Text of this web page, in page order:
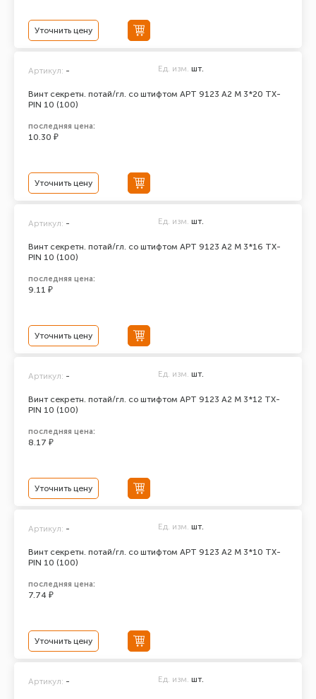
Уточнить цену
Винт секретн. потай/гл. со штифтом АРТ 9123 А2 M 3*20 TX-
PIN 10 (100)
Артикул: - Ед. изм. шт.
последняя цена:
10.30 ₽
Уточнить цену
Винт секретн. потай/гл. со штифтом АРТ 9123 А2 M 3*16 TX-
PIN 10 (100)
Артикул: - Ед. изм. шт.
последняя цена:
9.11 ₽
Уточнить цену
Винт секретн. потай/гл. со штифтом АРТ 9123 А2 M 3*12 TX-
PIN 10 (100)
Артикул: - Ед. изм. шт.
последняя цена:
8.17 ₽
Уточнить цену
Винт секретн. потай/гл. со штифтом АРТ 9123 А2 M 3*10 TX-
PIN 10 (100)
Артикул: - Ед. изм. шт.
последняя цена:
7.74 ₽
Уточнить цену
Артикул: - Ед. изм. шт.